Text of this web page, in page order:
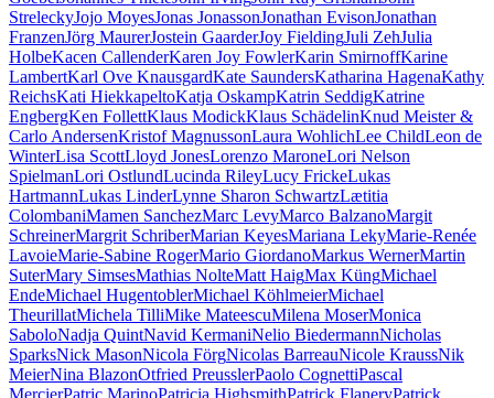
StreleckyJojo MoyesJonas JonassonJonathan EvisonJonathan
FranzenJörg MaurerJostein GaarderJoy FieldingJuli ZehJulia
HolbeKacen CallenderKaren Joy FowlerKarin SmirnoffKarine
LambertKarl Ove KnausgardKate SaundersKatharina HagenaKathy
ReichsKati HiekkapeltoKatja OskampKatrin SeddigKatrine
EngbergKen FollettKlaus ModickKlaus SchädelinKnud Meister &
Carlo AndersenKristof MagnussonLaura WohlichLee ChildLeon de
WinterLisa ScottLloyd JonesLorenzo MaroneLori Nelson
SpielmanLori OstlundLucinda RileyLucy FrickeLukas
HartmannLukas LinderLynne Sharon SchwartzLætitia
ColombaniMamen SanchezMarc LevyMarco BalzanoMargit
SchreinerMargrit SchriberMarian KeyesMariana LekyMarie-Renée
LavoieMarie-Sabine RogerMario GiordanoMarkus WernerMartin
SuterMary SimsesMathias NolteMatt HaigMax KüngMichael
EndeMichael HugentoblerMichael KöhlmeierMichael
TheurillatMichela TilliMike MateescuMilena MoserMonica
SaboloNadja QuintNavid KermaniNelio BiedermannNicholas
SparksNick MasonNicola FörgNicolas BarreauNicole KraussNik
MeierNina BlazonOtfried PreusslerPaolo CognettiPascal